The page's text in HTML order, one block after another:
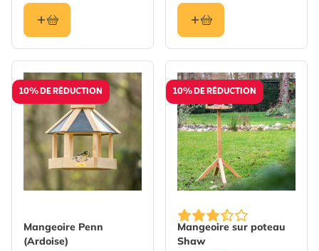
10% DE RÉDUCTION
Mangeoire Penn
(Ardoise)
10% DE RÉDUCTION
Mangeoire sur poteau
Shaw